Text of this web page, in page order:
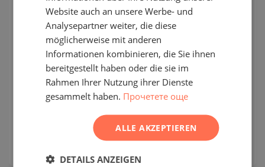
Verschiedene Wohnungstypen in
Olympia Dumbo, Brooklyn
DUMBO / NEW YORK CITY / NEW YORK / USA
KARTE
Gebäudeklasse:
Luxuriös
FRENCH
ROMANIAN
Website auch an unsere Werbe- und
Analysepartner weiter, die diese
möglicherweise mit anderen
Informationen kombinieren, die Sie ihnen
bereitgestellt haben oder die sie im
Rahmen Ihrer Nutzung ihrer Dienste
gesammelt haben. Прочетете още
ALLE AKZEPTIEREN
DETAILS ANZEIGEN